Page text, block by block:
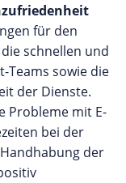
für den
schnellen und
Teams sowie die
der Dienste.
Probleme mit E-
bei der
der